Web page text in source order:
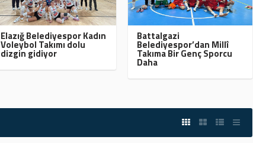
Elazığ Belediyespor Kadın
Voleybol Takımı dolu
dizgin gidiyor
Battalgazi
Belediyespor’dan Millî
Takıma Bir Genç Sporcu
Daha